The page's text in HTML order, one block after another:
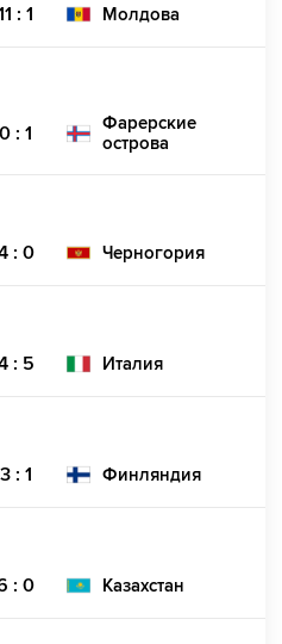
: 1 Молдова
0 : 1
Фарерские
острова
: 0 Черногория
: 5 Италия
3 : 1 Финляндия
: 0 Казахстан